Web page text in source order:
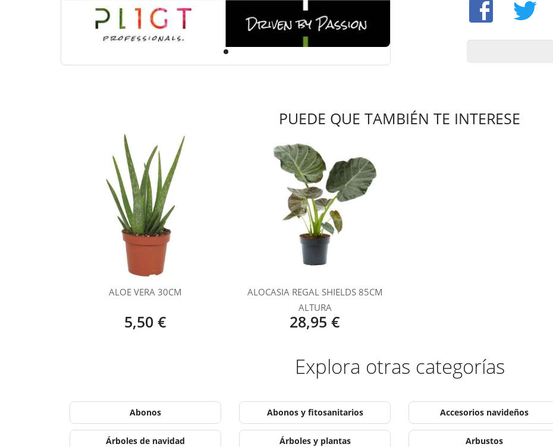
PUEDE QUE TAMBIÉN TE INTERESE
ALOE VERA 30CM
5,50 €
ALOCASIA REGAL SHIELDS 85CM
ALTURA
28,95 €
Explora otras categorías
Abonos Abonos y fitosanitarios Accesorios navideños
Árboles de navidad Árboles y plantas Arbustos